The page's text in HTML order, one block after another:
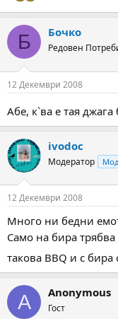
Б Бочко
Редовен
12 Декември 2008
Абе, к`ва е тая джага
ivodoc
Модератор
12 Декември 2008
Много ни бедни
Само на бира трябва
такова BBQ и с бира
A Anonymous
Гост